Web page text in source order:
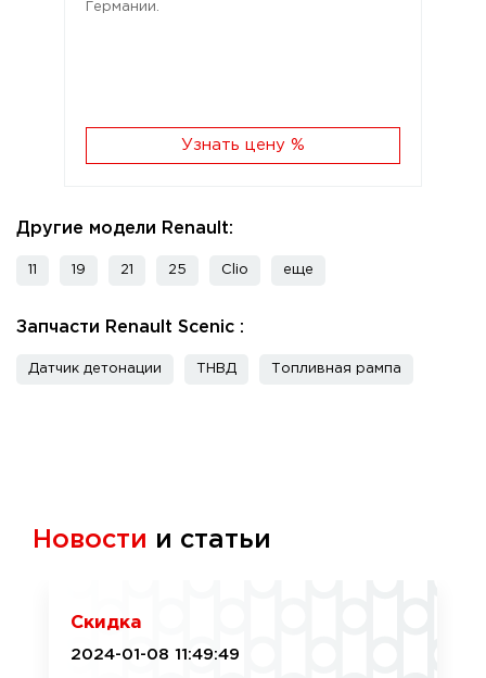
Германии.
Узнать цену %
Другие модели Renault:
11 19 21 25 Clio еще
Запчасти Renault Scenic :
Датчик детонации ТНВД Топливная рампа
Новости и статьи
Скидка
2024-01-08 11:49:49